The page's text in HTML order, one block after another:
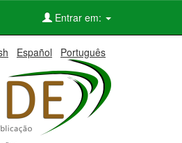
Entrar em:
Español Português